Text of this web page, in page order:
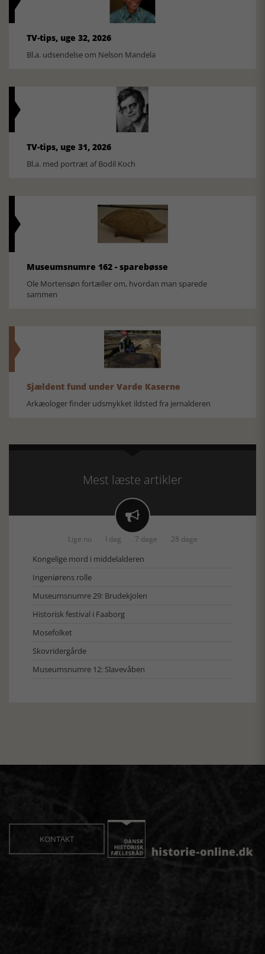
TV-tips, uge 32, 2026
Bl.a. udsendelse om Nelson Mandela
TV-tips, uge 31, 2026
Bl.a. med portræt af Bodil Koch
Museumsnumre 162 - sparebøsse
Ole Mortensøn fortæller om, hvordan man sparede
sammen
Sjældent fund under Varde Kaserne
Arkæologer finder udsmykket ildsted fra jernalderen
Mest læste artikler

Lige nu I dag 7 dage 28 dage
Kongelige mord i middelalderen
Ingeniørens rolle
Museumsnumre 29: Brudekjolen
Historisk festival i Faaborg
Mosefolket
Skovridergårde
Museumsnumre 12: Slavevåben
KONTAKT